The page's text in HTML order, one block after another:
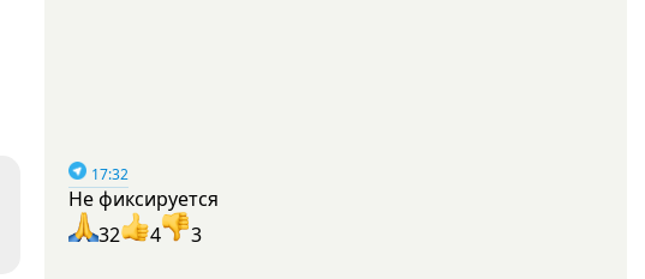
17:32
Не фиксируется
32
4 3